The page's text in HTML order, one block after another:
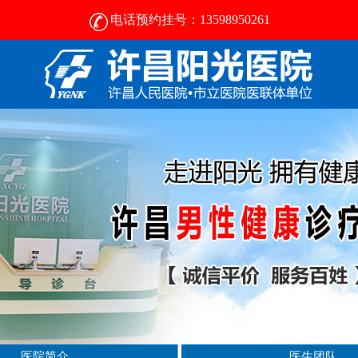
电话预约挂号：13598950261
许昌男科医院排名-许昌正规男科医院-男科医院咨询